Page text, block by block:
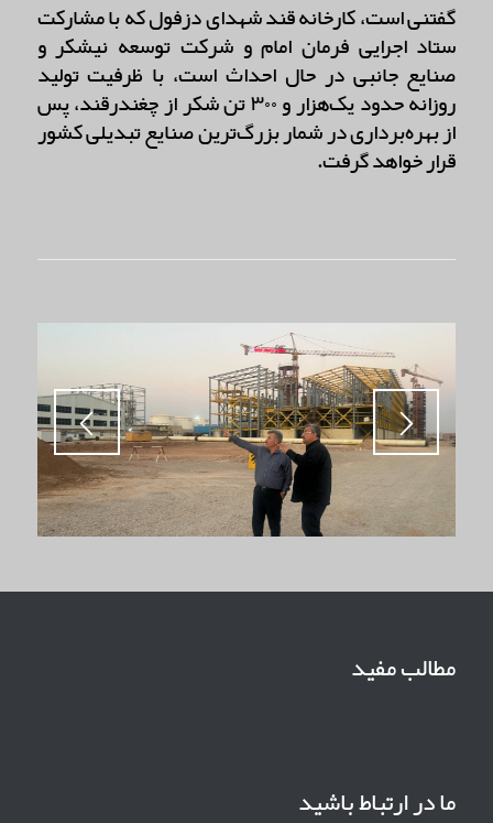
گفتنی است، کارخانه قند شهدای دزفول که با مشارکت
ستاد اجرایی فرمان امام و شرکت توسعه نیشکر و
صنایع جانبی در حال احداث است، با ظرفیت تولید
روزانه حدود یک‌هزار و ۳۰۰ تن شکر از چغندرقند، پس
از بهره‌برداری در شمار بزرگ‌ترین صنایع تبدیلی کشور
قرار خواهد گرفت.
مطالب مفید
ما در ارتباط باشید